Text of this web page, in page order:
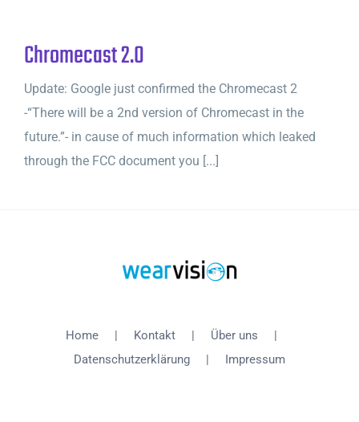
Chromecast 2.0
Update: Google just confirmed the Chromecast 2
-“There will be a 2nd version of Chromecast in the
future.”- in cause of much information which leaked
through the FCC document you [...]
Home Kontakt
Über uns
Datenschutzerklärung
Impressum